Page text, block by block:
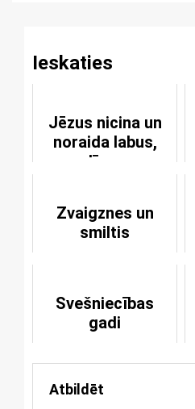
Ieskaties
Jēzus nicina un
noraida labus,
godīgus un
Zvaigznes un
smiltis
Svešniecības
gadi
Atbildēt